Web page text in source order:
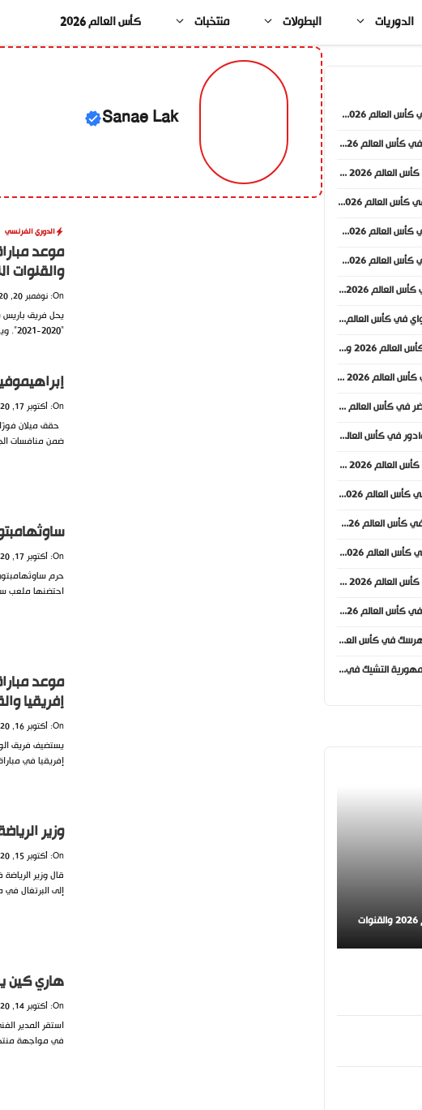
الدوريات البطولات منتخبات كأس العالم 2026
Sanae Lak
الدوري الفرنسي
موعد
والقنوات
On: نوفمبر 20, 2020
“2020-2021”. ويتصدر باريس سان جيرمان جدول ترتيب الدوري....
On: أكتوبر 17, 2020
حقق ميلان
ضمن منافسات
On: أكتوبر 17, 2020
احتضنها ملعب
موعد
إفريقيا
On: أكتوبر 16, 2020
يستضيف فريق
إفريقيا في
وزير
On: أكتوبر 15, 2020
قال وزير
إلى البرتغال
هاري كين
On: أكتوبر 14, 2020
استقر المدير
في مواجهة
موعد مباراة إنجلترا وكرواتيا في كأس العالم 2026 والقنوات الناقلة
موعد مباراة البرتغال والكونغو في كأس العالم 2026 والقنوات الناقلة
موعد مباراة النمسا والأردن في كأس العالم 2026 والقنوات الناقلة
موعد مباراة الأرجنتين والجزائر في كأس العالم 2026 والقنوات الناقلة
موعد مباراة العراق والنرويج في كأس العالم 2026 والقنوات الناقلة
موعد مباراة فرنسا والسنغال في كأس العالم 2026 والقنوات الناقلة
موعد مباراة إيران ونيوزيلندا في كأس العالم 2026 والقنوات الناقلة
موعد مباراة السعودية وأوروغواي في كأس العالم 2026 والقنوات الناقلة
موعد مباراة بلجيكا ومصر في كأس العالم 2026 والقنوات الناقلة
موعد مباراة السويد وتونس في كأس العالم 2026 والقنوات الناقلة
موعد مباراة إسبانيا والرأس الأخضر في كأس العالم 2026 والقنوات الناقلة
موعد مباراة ساحل العاج والإكوادور في كأس العالم 2026 والقنوات الناقلة
موعد مباراة أستراليا وتركيا في كأس العالم 2026 والقنوات الناقلة
موعد مباراة ألمانيا وكوراساو في كأس العالم 2026 والقنوات الناقلة
موعد مباراة هايتي واسكتلندا في كأس العالم 2026 والقنوات الناقلة
موعد مباراة البرازيل والمغرب في كأس العالم 2026 والقنوات الناقلة
موعد مباراة قطر وسويسرا في كأس العالم 2026 والقنوات الناقلة
موعد مباراة أمريكا والباراغواي في كأس العالم 2026 والقنوات الناقلة
موعد مباراة كندا والبوسنة والهرسك في كأس العالم 2026 والقنوات الناقلة
موعد مباراة كوريا الجنوبية وجمهورية التشيك في كأس العالم 2026 والقنوات الناقلة
موعد مباراة إنجلترا وكرواتيا في كأس العالم 2026 والقنوات